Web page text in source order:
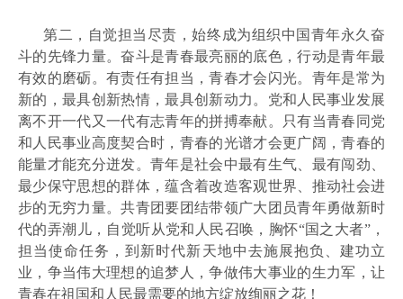
第二，自觉担当尽责，始终成为组织中国青年永久奋
斗的先锋力量。奋斗是青春最亮丽的底色，行动是青年最
有效的磨砺。有责任有担当，青春才会闪光。青年是常为
新的，最具创新热情，最具创新动力。党和人民事业发展
离不开一代又一代有志青年的拼搏奉献。只有当青春同党
和人民事业高度契合时，青春的光谱才会更广阔，青春的
能量才能充分迸发。青年是社会中最有生气、最有闯劲、
最少保守思想的群体，蕴含着改造客观世界、推动社会进
步的无穷力量。共青团要团结带领广大团员青年勇做新时
代的弄潮儿，自觉听从党和人民召唤，胸怀“国之大者”，
担当使命任务，到新时代新天地中去施展抱负、建功立
业，争当伟大理想的追梦人，争做伟大事业的生力军，让
青春在祖国和人民最需要的地方绽放绚丽之花！